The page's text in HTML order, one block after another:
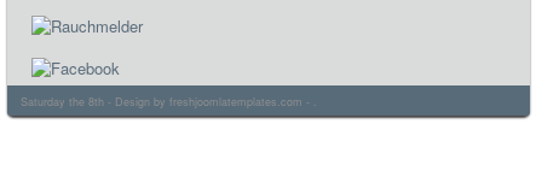
Saturday the 8th - Design by freshjoomlatemplates.com - .